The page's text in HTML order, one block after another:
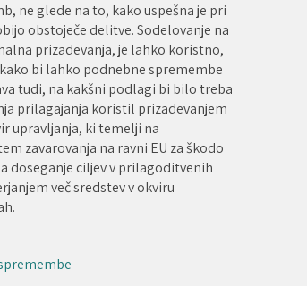
ne glede na to, kako uspešna je pri
obstoječe delitve. Sodelovanje na
prizadevanja, je lahko koristno,
bi lahko podnebne spremembe
tudi, na kakšni podlagi bi bilo treba
prilagajanja koristil prizadevanjem
upravljanja, ki temelji na
zavarovanja na ravni EU za škodo
doseganje ciljev v prilagoditvenih
več sredstev v okviru